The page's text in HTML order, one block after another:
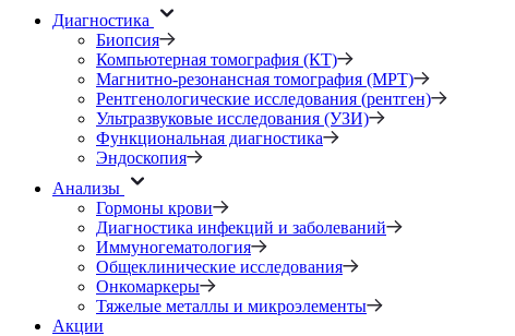
Диагностика
Биопсия
Компьютерная томография (КТ)
Магнитно-резонансная томография (МРТ)
Рентгенологические исследования (рентген)
Ультразвуковые исследования (УЗИ)
Функциональная диагностика
Эндоскопия
Анализы
Гормоны крови
Диагностика инфекций и заболеваний
Иммуногематология
Общеклинические исследования
Онкомаркеры
Тяжелые металлы и микроэлементы
Акции